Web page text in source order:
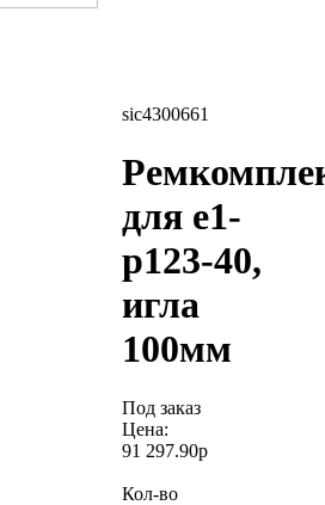
sic4300661
для e1-
p123-40,
игла
100мм
Под заказ
Цена:
91 297.90р
Кол-во